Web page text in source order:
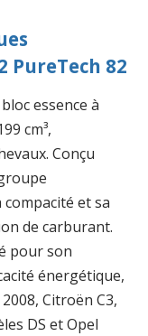
PureTech 82
essence à
cm³,
Conçu
et sa
de carburant.
pour son
énergétique,
Citroën C3,
DS et Opel